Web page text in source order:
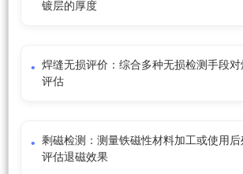
镀层的厚度
焊缝无损评价：综合多种无损检测手段
评估
剩磁检测：测量铁磁性材料加工或使用
评估退磁效果